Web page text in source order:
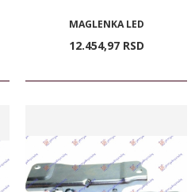
MAGLENKA LED
12.454,97 RSD